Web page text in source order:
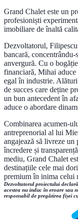
Grand Chalet este un
profesioniști
imobiliare de înaltă
Dezvoltatorul,
bancară,
anvergură. Cu o
financiară, Mihai
egal în industrie.
de succes care deține
un bun antecedent în
aduce o abordare
Combinarea acumen-
antreprenorial al lui
angajează să livreze
încredere și
mediu, Grand Chalet
destinațiile cele mai
premium în inima celui
Dezvoltatorul proiectului
acestea nu induc în eroare sau
responsabil de pregătirea fișei